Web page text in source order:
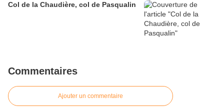
Col de la Chaudière, col de Pasqualin
Commentaires
Ajouter un commentaire